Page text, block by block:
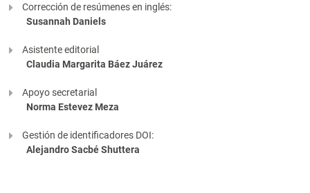
Corrección de resúmenes en inglés:
Susannah Daniels
Asistente editorial
Claudia Margarita Báez Juárez
Apoyo secretarial
Norma Estevez Meza
Gestión de identificadores DOI:
Alejandro Sacbé Shuttera